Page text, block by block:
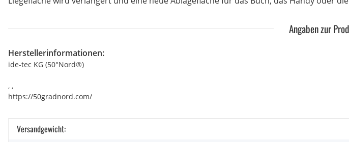
Angaben zur
Herstellerinformationen:
ide-tec KG (50°Nord®)
, ,
https://50gradnord.com/
Produkteigenschaft
Wert
Versandgewicht: